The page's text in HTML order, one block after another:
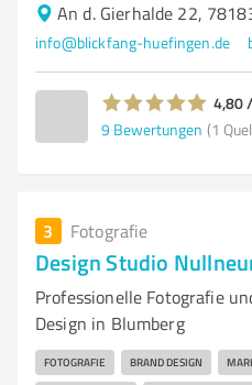
An d. Gierhalde 22,
info@blickfang-huefingen.de
4,80
9 Bewertungen (1
3 Fotografie
Design Studio
Professionelle Fotografie
Design in Blumberg
FOTOGRAFIE BRAND DESIGN